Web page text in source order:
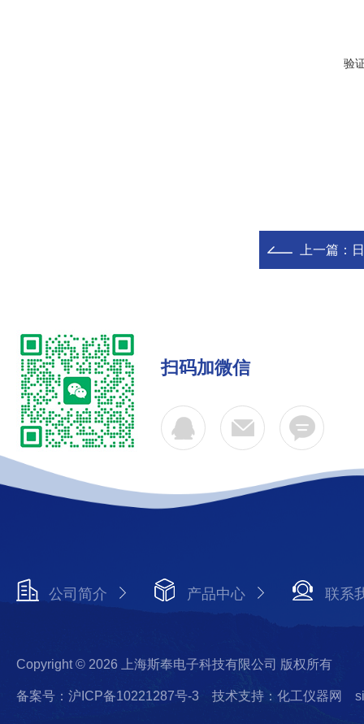
验
上一篇：
扫码加微信
公司简介 产品中心 联系
Copyright © 2026 上海斯奉电子科技有限公司 版权所有
备案号：沪ICP备10221287号-3 技术支持：化工仪器网